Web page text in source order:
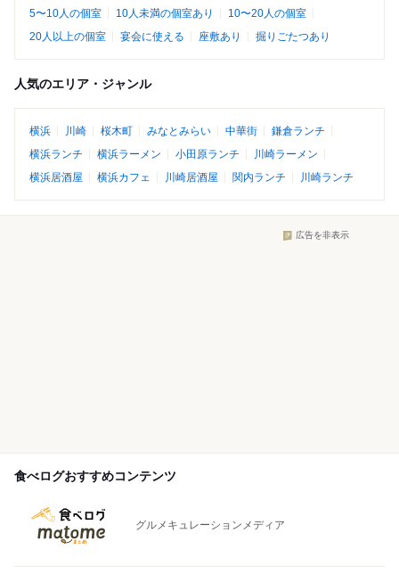
5〜10人の個室
10人未満の個室あり
10〜20人の個室
20人以上の個室
宴会に使える 座敷あり 掘りごたつあり
人気のエリア・ジャンル
横浜 川崎 桜木町 みなとみらい 中華街
鎌倉ランチ
横浜ランチ
横浜ラーメン 小田原ランチ
川崎ラーメン
横浜居酒屋
横浜カフェ 川崎居酒屋 関内ランチ 川崎ランチ
広告を非表示
食べログおすすめコンテンツ
グルメキュレーションメディア